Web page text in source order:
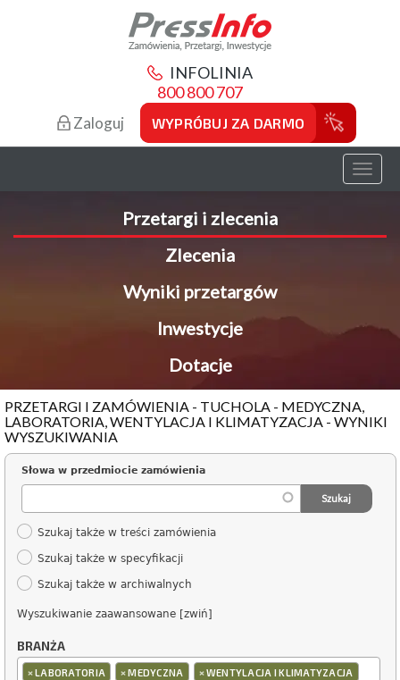
INFOLINIA
800 800 707
Zaloguj WYPRÓBUJ ZA DARMO
Toggle
Przetargi i zlecenia
Zlecenia
Wyniki przetargów
Inwestycje
Dotacje
PRZETARGI I ZAMÓWIENIA - TUCHOLA - MEDYCZNA,
LABORATORIA, WENTYLACJA I KLIMATYZACJA - WYNIKI
WYSZUKIWANIA
Słowa w przedmiocie zamówienia
Szukaj także w treści zamówienia
Szukaj także w specyfikacji
Szukaj także w archiwalnych
Wyszukiwanie zaawansowane [zwiń]
BRANŻA
×LABORATORIA ×MEDYCZNA ×WENTYLACJA I KLIMATYZACJA